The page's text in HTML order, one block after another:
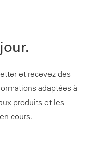
et recevez des
adaptées à
produits et les
cours.